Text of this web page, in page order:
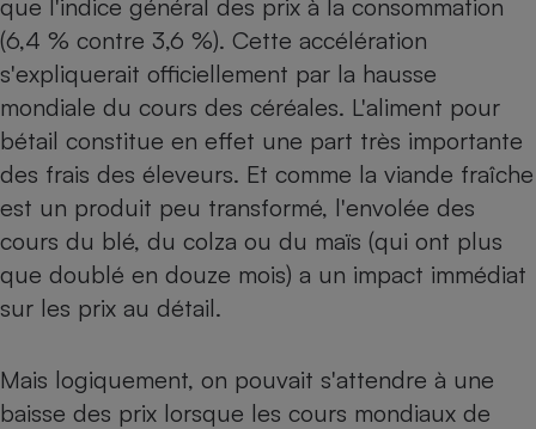
que l'indice général des prix à la consom­mation
(6,4 % contre 3,6 %). Cette accélération
s'expliquerait officiellement par la hausse
mondiale du cours des céréales. L'aliment pour
bétail constitue en effet une part très importante
des frais des éleveurs. Et comme la viande fraîche
est un produit peu transformé, l'envolée des
cours du blé, du colza ou du maïs (qui ont plus
que doublé en douze mois) a un impact immédiat
sur les prix au détail.
Mais logiquement, on pouvait s'attendre à une
baisse des prix lorsque les cours mondiaux de
Complément
alimentaire
bouteille
Assurance emprunteur
Banque
Petit électroménager -
Matelas
Mutuelle